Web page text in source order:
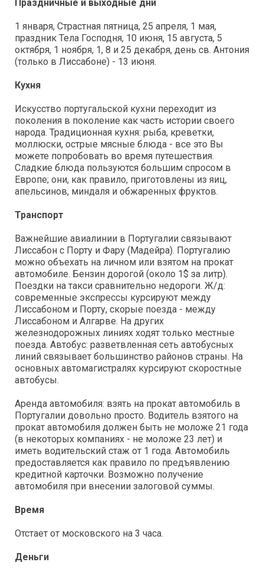
Праздничные и выходные дни
1 января, Страстная пятница, 25 апреля, 1 мая,
праздник Тела Господня, 10 июня, 15 августа, 5
октября, 1 ноября, 1, 8 и 25 декабря, день св. Антония
(только в Лиссабоне) - 13 июня.
Кухня
Искусство португальской кухни переходит из
поколения в поколение как часть истории своего
народа. Традиционная кухня: рыба, креветки,
моллюски, острые мясные блюда - все это Вы
можете попробовать во время путешествия.
Сладкие блюда пользуются большим спросом в
Европе; они, как правило, приготовлены из яиц,
апельсинов, миндаля и обжаренных фруктов.
Транспорт
Важнейшие авиалинии в Португалии связывают
Лиссабон с Порту и Фару (Мадейра). Португалию
можно объехать на личном или взятом на прокат
автомобиле. Бензин дорогой (около 1$ за литр).
Поездки на такси сравнительно недороги. Ж/д:
современные экспрессы курсируют между
Лиссабоном и Порту, скорые поезда - между
Лиссабоном и Алгарве. На других
железнодорожных линиях ходят только местные
поезда. Автобус: разветвленная сеть автобусных
линий связывает большинство районов страны. На
основных автомагистралях курсируют скоростные
автобусы.
Аренда автомобиля: взять на прокат автомобиль в
Португалии довольно просто. Водитель взятого на
прокат автомобиля должен быть не моложе 21 года
(в некоторых компаниях - не моложе 23 лет) и
иметь водительский стаж от 1 года. Автомобиль
предоставляется как правило по предъявлению
кредитной карточки. Возможно получение
автомобиля при внесении залоговой суммы.
Время
Отстает от московского на 3 часа.
Деньги